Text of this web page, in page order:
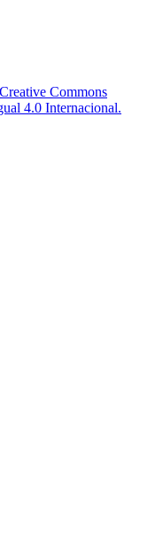
Creative Commons
4.0 Internacional.